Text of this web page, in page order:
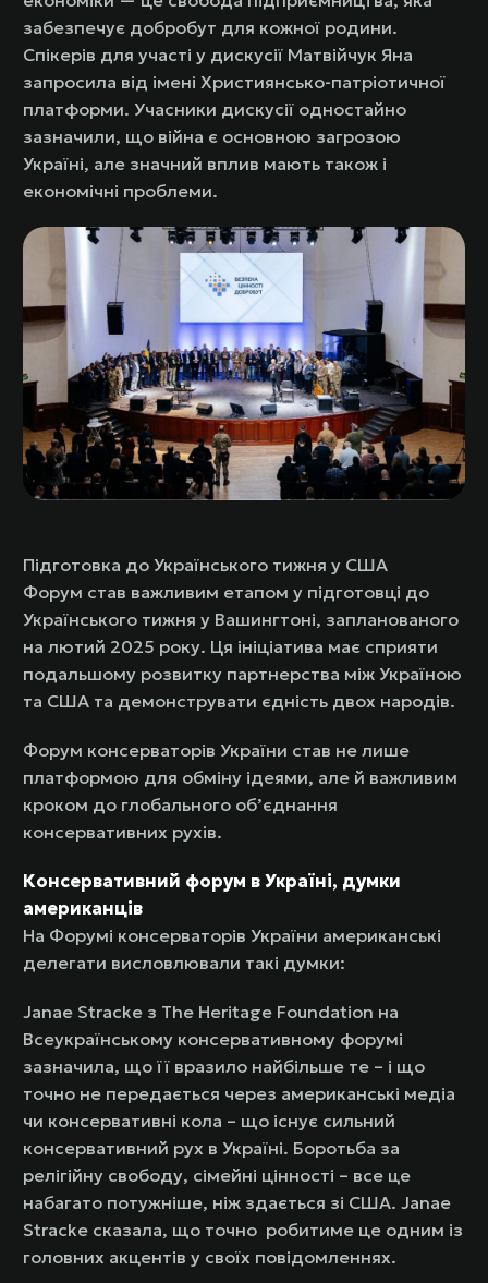
забезпечує добробут для кожної родини.
Спікерів для участі у дискусії Матвійчук Яна
запросила від імені Християнсько-патріотичної
платформи. Учасники дискусії одностайно
зазначили, що війна є основною загрозою
Україні, але значний вплив мають також і
економічні проблеми.
Підготовка до Українського тижня у США
Форум став важливим етапом у підготовці до
Українського тижня у Вашингтоні, запланованого
на лютий 2025 року. Ця ініціатива має сприяти
подальшому розвитку партнерства між Україною
та США та демонструвати єдність двох народів.
Форум консерваторів України став не лише
платформою для обміну ідеями, але й важливим
кроком до глобального об’єднання
консервативних рухів.
Консервативний форум в Україні, думки
американців
На Форумі консерваторів України американські
делегати висловлювали такі думки:
Janae Stracke з The Heritage Foundation на
Всеукраїнському консервативному форумі
зазначила, що її вразило найбільше те – і що
точно не передається через американські медіа
чи консервативні кола – що існує сильний
консервативний рух в Україні. Боротьба за
релігійну свободу, сімейні цінності – все це
набагато потужніше, ніж здається зі США. Janae
Stracke сказала, що точно робитиме це одним із
головних акцентів у своїх повідомленнях.